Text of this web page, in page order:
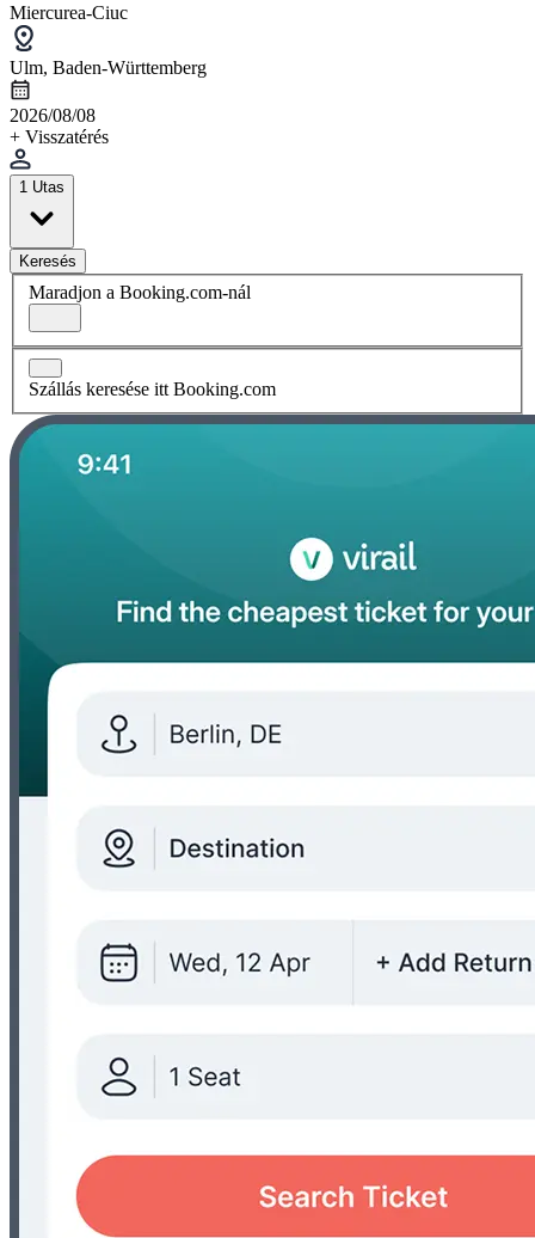
Miercurea-Ciuc
Ulm, Baden-Württemberg
2026/08/08
+ Visszatérés
1 Utas
Keresés
Maradjon a Booking.com-nál
Szállás keresése itt Booking.com